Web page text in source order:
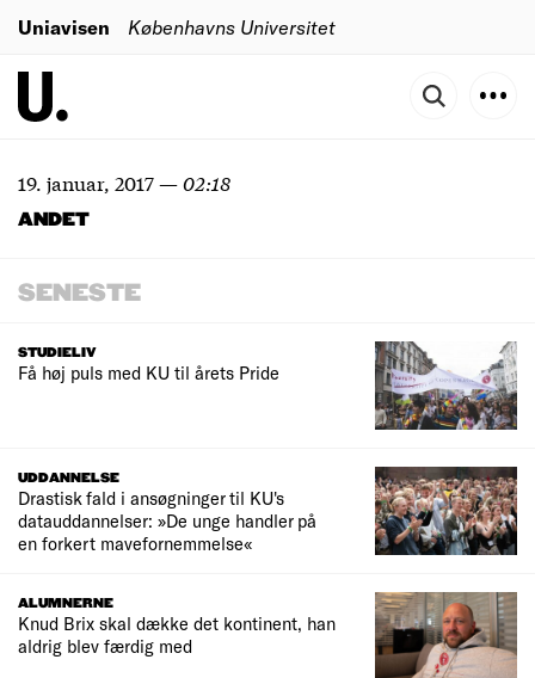
Uniavisen Københavns Universitet
19. januar, 2017—02:18
ANDET
SENESTE
STUDIELIV
Få høj puls med KU til årets Pride
UDDANNELSE
Drastisk fald i ansøgninger til KU's
datauddannelser: »De unge handler på
en forkert mavefornemmelse«
ALUMNERNE
Knud Brix skal dække det kontinent, han
aldrig blev færdig med